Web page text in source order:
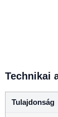
Technikai
Tulajdonság